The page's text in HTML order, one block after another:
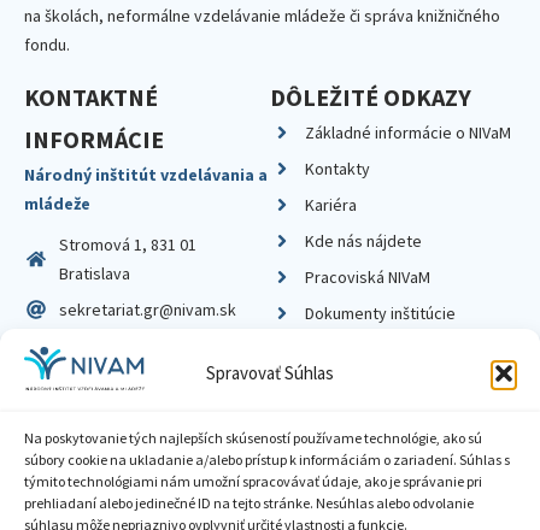
Spravovať Súhlas
Na poskytovanie tých najlepších skúseností používame technológie, ako sú
súbory cookie na ukladanie a/alebo prístup k informáciám o zariadení. Súhlas s
týmito technológiami nám umožní spracovávať údaje, ako je správanie pri
prehliadaní alebo jedinečné ID na tejto stránke. Nesúhlas alebo odvolanie
súhlasu môže nepriaznivo ovplyvniť určité vlastnosti a funkcie.
na školách, neformálne vzdelávanie mládeže či správa knižničného
fondu.
KONTAKTNÉ
INFORMÁCIE
Národný inštitút vzdelávania a
mládeže
Stromová 1, 831 01
Bratislava
sekretariat.gr@nivam.sk
IČO: 00164348
DIČ: 2020798714
DÔLEŽITÉ ODKAZY
Základné informácie o NIVaM
Kontakty
Kariéra
Kde nás nájdete
Pracoviská NIVaM
Dokumenty inštitúcie
Zásady ochrany súkromia